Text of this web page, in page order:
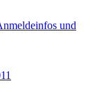
und